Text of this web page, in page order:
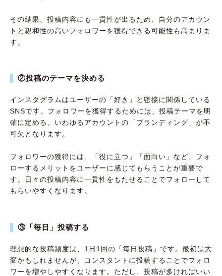
その結果、投稿内容にも一貫性が出るため、自分のアカウン
トと親和性の高いフォロワーを獲得できる可能性も高まりま
す。
②投稿のテーマを決める
インスタグラムはユーザーの「好き」と密接に関係している
SNSです。フォロワーを獲得するためには、投稿テーマを明
確に定める、いわゆるアカウントの「ブランディング」が不
可欠となります。
フォロワーの獲得には、「役に立つ」「面白い」など、フォ
ローするメリットをユーザーに感じてもらうことが重要で
す。日々の投稿内容に一貫性をもたせることでフォローして
もらいやすくなります。
③「毎日」投稿する
理想的な投稿頻度は、1日1回の「毎日投稿」です。最初は大
変かもしれませんが、コンスタントに投稿することでフォロ
ワーを増やしやすくなります。ただし、投稿が多ければいい